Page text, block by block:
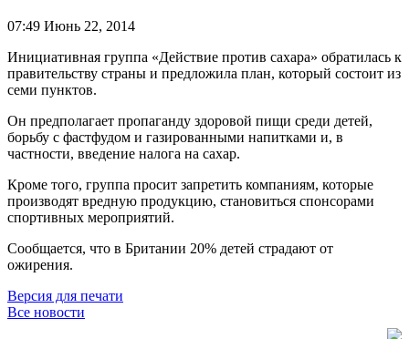
07:49 Июнь 22, 2014
Инициативная группа «Действие против сахара» обратилась к
правительству страны и предложила план, который состоит из
семи пунктов.
Он предполагает пропаганду здоровой пищи среди детей,
борьбу с фастфудом и газированными напитками и, в
частности, введение налога на сахар.
Кроме того, группа просит запретить компаниям, которые
производят вредную продукцию, становиться спонсорами
спортивных мероприятий.
Сообщается, что в Британии 20% детей страдают от
ожирения.
Версия для печати
Все новости